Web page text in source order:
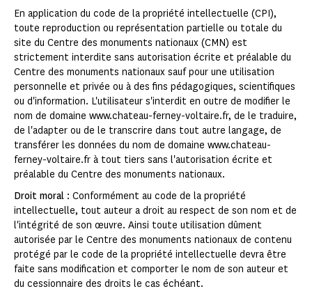
En application du code de la propriété intellectuelle (CPI),
toute reproduction ou représentation partielle ou totale du
site du Centre des monuments nationaux (CMN) est
strictement interdite sans autorisation écrite et préalable du
Centre des monuments nationaux sauf pour une utilisation
personnelle et privée ou à des fins pédagogiques, scientifiques
ou d'information. L'utilisateur s'interdit en outre de modifier le
nom de domaine www.chateau-ferney-voltaire.fr, de le traduire,
de l'adapter ou de le transcrire dans tout autre langage, de
transférer les données du nom de domaine www.chateau-
ferney-voltaire.fr à tout tiers sans l'autorisation écrite et
préalable du Centre des monuments nationaux.
Droit moral : Conformément au code de la propriété
intellectuelle, tout auteur a droit au respect de son nom et de
l'intégrité de son œuvre. Ainsi toute utilisation dûment
autorisée par le Centre des monuments nationaux de contenu
protégé par le code de la propriété intellectuelle devra être
faite sans modification et comporter le nom de son auteur et
du cessionnaire des droits le cas échéant.